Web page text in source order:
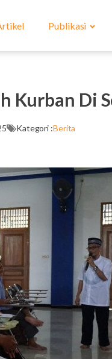
Publikasi
Kurban Di
Kategori :Berita